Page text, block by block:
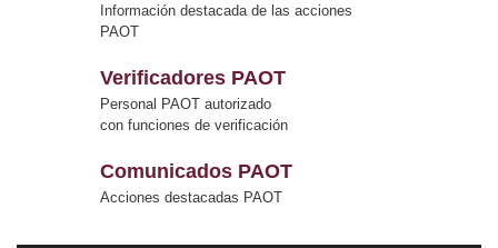
Información destacada de las acciones
PAOT
Verificadores PAOT
Personal PAOT autorizado
con funciones de verificación
Comunicados PAOT
Acciones destacadas PAOT